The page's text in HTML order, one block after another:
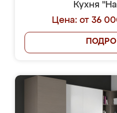
Кухня
Цена: от 36